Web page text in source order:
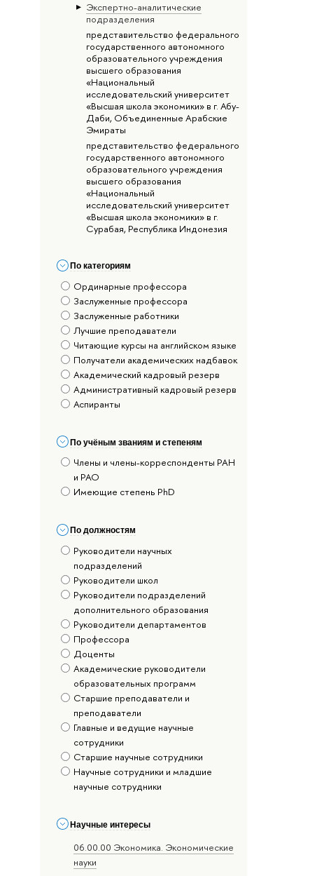
Экспертно-аналитические
подразделения
представительство федерального
государственного автономного
образовательного учреждения
высшего образования
«Национальный
исследовательский университет
«Высшая школа экономики» в г. Абу-
Даби, Объединенные Арабские
Эмираты
представительство федерального
государственного автономного
образовательного учреждения
высшего образования
«Национальный
исследовательский университет
«Высшая школа экономики» в г.
Сурабая, Республика Индонезия
По категориям
Ординарные профессора
Заслуженные профессора
Заслуженные работники
Лучшие преподаватели
Читающие курсы на английском языке
Получатели академических надбавок
Академический кадровый резерв
Административный кадровый резерв
Аспиранты
По учёным званиям и степеням
Члены и члены-корреспонденты РАН
и РАО
Имеющие степень PhD
По должностям
Руководители научных
подразделений
Руководители школ
Руководители подразделений
дополнительного образования
Руководители департаментов
Профессора
Доценты
Академические руководители
образовательных программ
Старшие преподаватели и
преподаватели
Главные и ведущие научные
сотрудники
Старшие научные сотрудники
Научные сотрудники и младшие
научные сотрудники
Научные интересы
06.00.00 Экономика. Экономические
науки